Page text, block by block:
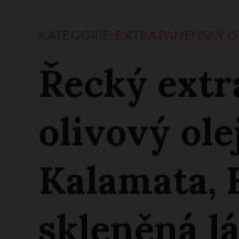
EXTRA PANENSKÝ
Řecký
olivový
Kalamata,
skleněná